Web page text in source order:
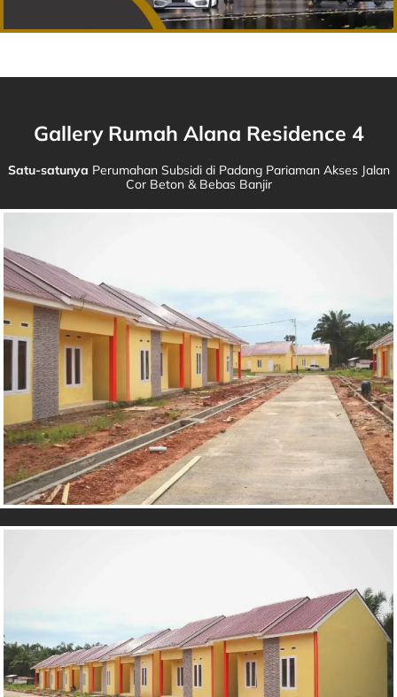
Gallery Rumah Alana Residence 4
Satu-satunya Perumahan Subsidi di Padang Pariaman Akses Jalan
Cor Beton & Bebas Banjir